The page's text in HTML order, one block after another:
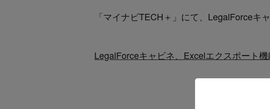
「マイナビTECH＋ 」にて、LegalForceキ
LegalForceキャビネ、Excelエクスポート